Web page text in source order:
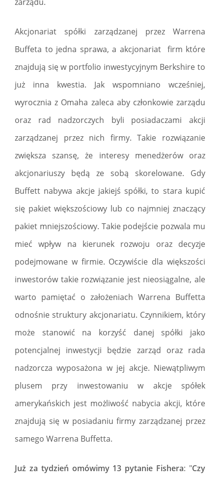
Akcjonariat spółki zarządzanej przez Warrena
Buffeta to jedna sprawa, a akcjonariat firm które
znajdują się w portfolio inwestycyjnym Berkshire to
już inna kwestia. Jak wspomniano wcześniej,
wyrocznia z Omaha zaleca aby członkowie zarządu
oraz rad nadzorczych byli posiadaczami akcji
zarządzanej przez nich firmy. Takie rozwiązanie
zwiększa szansę, że interesy menedżerów oraz
akcjonariuszy będą ze sobą skorelowane. Gdy
Buffett nabywa akcje jakiejś spółki, to stara kupić
się pakiet większościowy lub co najmniej znaczący
pakiet mniejszościowy. Takie podejście pozwala mu
mieć wpływ na kierunek rozwoju oraz decyzje
podejmowane w firmie. Oczywiście dla większości
inwestorów takie rozwiązanie jest nieosiągalne, ale
warto pamiętać o założeniach Warrena Buffetta
odnośnie struktury akcjonariatu. Czynnikiem, który
może stanowić na korzyść danej spółki jako
potencjalnej inwestycji będzie zarząd oraz rada
nadzorcza wyposażona w jej akcje. Niewątpliwym
plusem przy inwestowaniu w akcje spółek
amerykańskich jest możliwość nabycia akcji, które
znajdują się w posiadaniu firmy zarządzanej przez
samego Warrena Buffetta.
Już za tydzień omówimy 13 pytanie Fishera: "Czy